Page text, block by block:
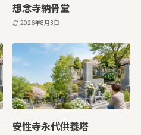
想念寺納骨堂
2026年8月3日
安性寺永代供養塔